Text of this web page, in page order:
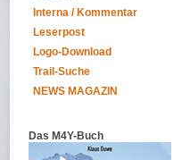
Interna / Kommentar
Leserpost
Logo-Download
Trail-Suche
NEWS MAGAZIN
Das M4Y-Buch